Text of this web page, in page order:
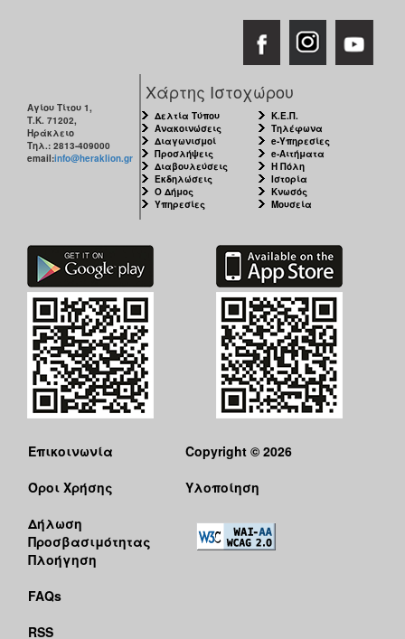
Αγίου Τίτου 1,
Τ.Κ. 71202,
Ηράκλειο
Τηλ.: 2813-409000
email:info@heraklion.gr
Χάρτης Ιστοχώρου
Δελτία Τύπου
Ανακοινώσεις
Διαγωνισμοί
Προσλήψεις
Διαβουλεύσεις
Εκδηλώσεις
Ο Δήμος
Υπηρεσίες
Κ.Ε.Π.
Τηλέφωνα
e-Υπηρεσίες
e-Αιτήματα
Η Πόλη
Ιστορία
Κνωσός
Μουσεία
Επικοινωνία
Όροι Χρήσης
Δήλωση
Προσβασιμότητας
Πλοήγηση
FAQs
RSS
Copyright © 2026
Υλοποίηση